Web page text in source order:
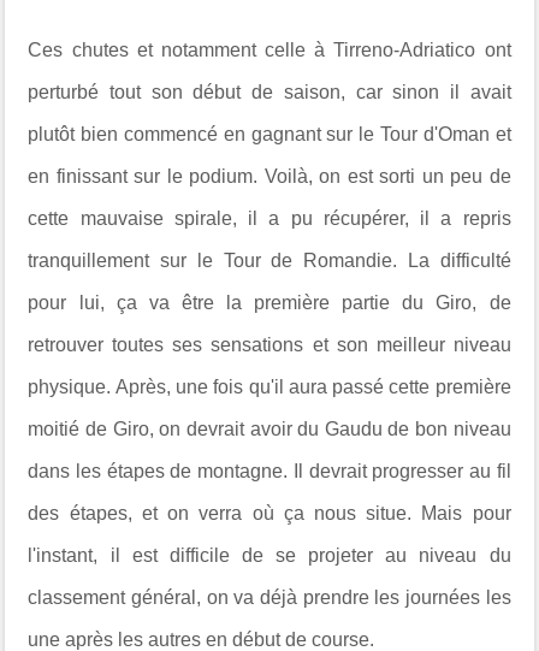
Ces chutes et notamment celle à Tirreno-Adriatico ont
perturbé tout son début de saison, car sinon il avait
plutôt bien commencé en gagnant sur le Tour d'Oman et
en finissant sur le podium. Voilà, on est sorti un peu de
cette mauvaise spirale, il a pu récupérer, il a repris
tranquillement sur le Tour de Romandie. La difficulté
pour lui, ça va être la première partie du Giro, de
retrouver toutes ses sensations et son meilleur niveau
physique. Après, une fois qu'il aura passé cette première
moitié de Giro, on devrait avoir du Gaudu de bon niveau
dans les étapes de montagne. Il devrait progresser au fil
des étapes, et on verra où ça nous situe. Mais pour
l'instant, il est difficile de se projeter au niveau du
classement général, on va déjà prendre les journées les
une après les autres en début de course.